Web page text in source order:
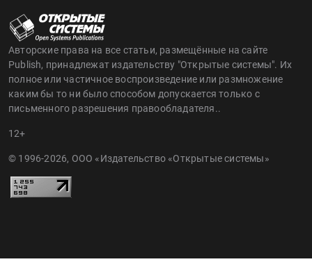
Авторские права на все статьи, размещённые на сайте
Publish, принадлежат издательству "Открытые системы". Их
полное или частичное воспроизведение или размножение
каким бы то ни было способом допускается только с
письменного разрешения правообладателя..
12+
© 1996-2026, ООО «Издательство «Открытые системы»